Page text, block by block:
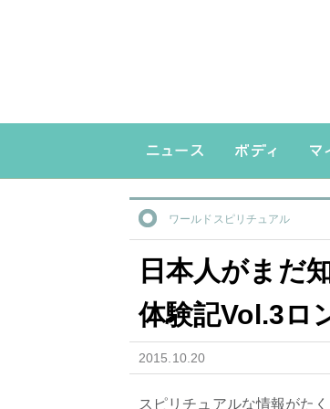
ワールドスピリチュアル
日本人がまだ
体験記Vol.3ロ
2015.10.20
スピリチュアルな情報がた